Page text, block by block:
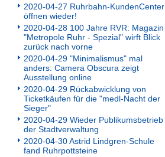
2020-04-27 Ruhrbahn-KundenCenter
öffnen wieder!
2020-04-28 100 Jahre RVR: Magazin
"Metropole Ruhr - Spezial" wirft Blick
zurück nach vorne
2020-04-29 "Minimalismus" mal
anders: Camera Obscura zeigt
Ausstellung online
2020-04-29 Rückabwicklung von
Ticketkäufen für die "medl-Nacht der
Sieger"
2020-04-29 Wieder Publikumsbetrieb
der Stadtverwaltung
2020-04-30 Astrid Lindgren-Schule
fand Ruhrpottsteine